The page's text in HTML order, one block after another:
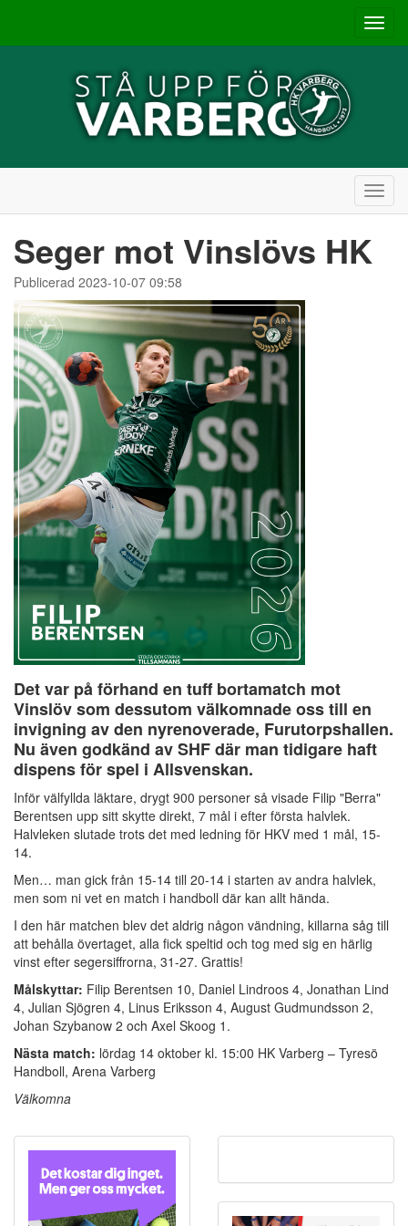
Seger mot Vinslövs HK
Publicerad 2023-10-07 09:58
Det var på förhand en tuff bortamatch mot
Vinslöv som dessutom välkomnade oss till en
invigning av den nyrenoverade, Furutorpshallen.
Nu även godkänd av SHF där man tidigare haft
dispens för spel i Allsvenskan.
Inför välfyllda läktare, drygt 900 personer så visade Filip "Berra"
Berentsen upp sitt skytte direkt, 7 mål i efter första halvlek.
Halvleken slutade trots det med ledning för HKV med 1 mål, 15-
14.
Men… man gick från 15-14 till 20-14 i starten av andra halvlek,
men som ni vet en match i handboll där kan allt hända.
I den här matchen blev det aldrig någon vändning, killarna såg till
att behålla övertaget, alla fick speltid och tog med sig en härlig
vinst efter segersiffrorna, 31-27. Grattis!
Målskyttar: Filip Berentsen 10, Daniel Lindroos 4, Jonathan Lind
4, Julian Sjögren 4, Linus Eriksson 4, August Gudmundsson 2,
Johan Szybanow 2 och Axel Skoog 1.
Nästa match: lördag 14 oktober kl. 15:00 HK Varberg – Tyresö
Handboll, Arena Varberg
Välkomna